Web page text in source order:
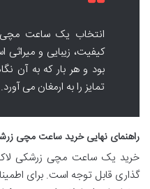
انتخاب یک ساعت مچی
کیفیت، زیبایی و
بود و هر بار که به آن
تمایز را به ارمغان می آورد.
راهنمای نهایی خرید ساعت مچی
خرید یک ساعت مچی زرشکی
گذاری قابل توجه است. برای